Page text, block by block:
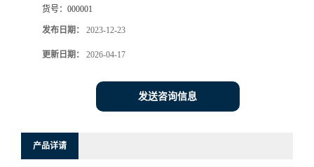
货号： 000001
发布日期： 2023-12-23
更新日期： 2026-04-17
发送咨询信息
产品详请